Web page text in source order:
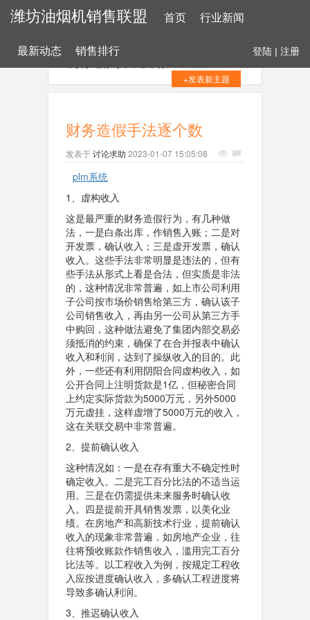
潍坊油烟机销售联盟 首页 行业新闻
最新动态 销售排行 登陆 | 注册
+发表新主题
财务造假手法逐个数
发表于讨论求助 2023-01-07 15:05:08
plm系统
1、虚构收入
这是最严重的财务造假行为，有几种做
法，一是白条出库，作销售入账；二是对
开发票，确认收入；三是虚开发票，确认
收入。这些手法非常明显是违法的，但有
些手法从形式上看是合法，但实质是非法
的，这种情况非常普遍，如上市公司利用
子公司按市场价销售给第三方，确认该子
公司销售收入，再由另一公司从第三方手
中购回，这种做法避免了集团内部交易必
须抵消的约束，确保了在合并报表中确认
收入和利润，达到了操纵收入的目的。此
外，一些还有利用阴阳合同虚构收入，如
公开合同上注明货款是1亿，但秘密合同
上约定实际货款为5000万元，另外5000
万元虚挂，这样虚增了5000万元的收入，
这在关联交易中非常普遍。
2、提前确认收入
这种情况如：一是在存有重大不确定性时
确定收入。二是完工百分比法的不适当运
用。三是在仍需提供未来服务时确认收
入。四是提前开具销售发票，以美化业
绩。在房地产和高新技术行业，提前确认
收入的现象非常普遍，如房地产企业，往
往将预收账款作销售收入，滥用完工百分
比法等。以工程收入为例，按规定工程收
入应按进度确认收入，多确认工程进度将
导致多确认利润。
3、推迟确认收入